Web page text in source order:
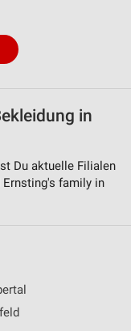
in
Du aktuelle Filialen
Ernsting's family in